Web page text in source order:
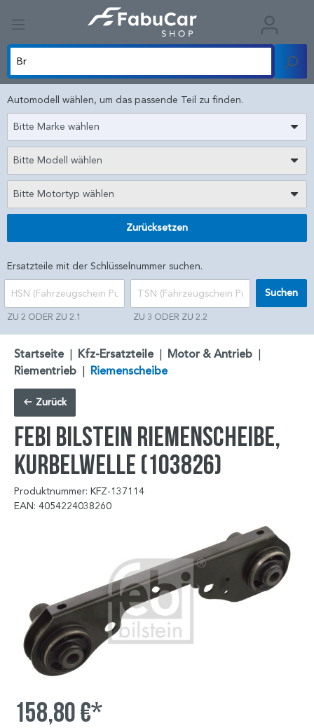
Automodell wählen, um das passende Teil zu finden.
Bitte Marke wählen
Bitte Modell wählen
Bitte Motortyp wählen
Zurücksetzen
Ersatzteile mit der Schlüsselnummer suchen.
ZU 2 ODER ZU 2.1 ZU 3 ODER ZU 2.2
Suchen
Startseite | Kfz-Ersatzteile | Motor & Antrieb |
Riementrieb | Riemenscheibe
Zurück
FEBI BILSTEIN Riemenscheibe,
Kurbelwelle (103826)
Produktnummer: KFZ-137114
EAN: 4054224038260
158,80 €*